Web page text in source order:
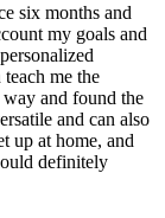
six months and
my goals and
me the
and found the
and can also
up at home, and
definitely